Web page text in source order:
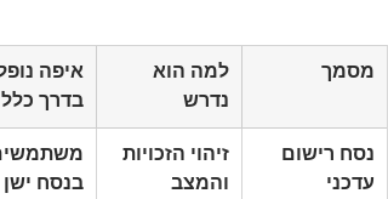
מסמך
למה הוא
נדרש
איפה
בדרך כלל
נסח רישום
עדכני
זיהוי הזכויות
והמצב
בנסח ישן